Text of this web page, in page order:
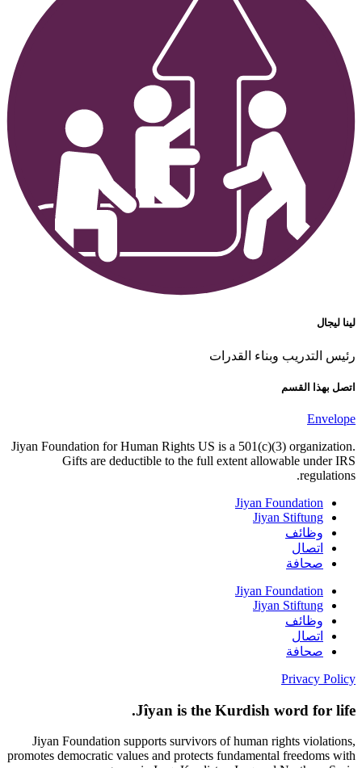
لينا ليجال
رئيس التدريب وبناء القدرات
اتصل بهذا القسم
Envelope
Jiyan Foundation for Human Rights US is a 501(c)(3) organization.
Gifts are deductible to the full extent allowable under IRS
regulations.
Jiyan Foundation
Jiyan Stiftung
وظائف
اتصال
صحافة
Jiyan Foundation
Jiyan Stiftung
وظائف
اتصال
صحافة
Privacy Policy
Jîyan is the Kurdish word for life.
Jiyan Foundation supports survivors of human rights violations,
promotes democratic values and protects fundamental freedoms with